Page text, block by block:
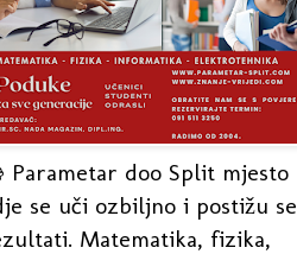
Parametar doo Split mjesto
se uči ozbiljno i postižu se
Matematika, fizika,